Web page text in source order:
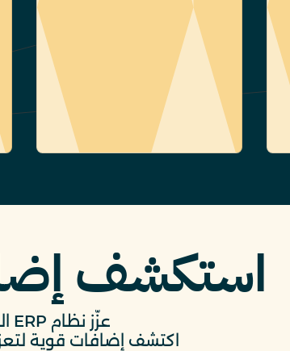
استكشف
عزّز نظام ERP الخاص بك
اكتشف إضافات قوية